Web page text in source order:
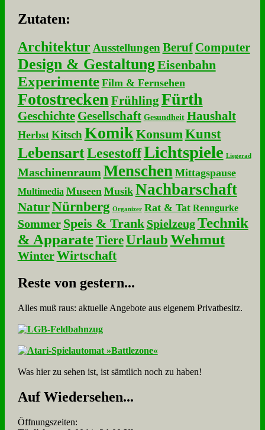
Zu­ta­ten:
Architektur Ausstellungen Beruf Computer
Design & GestaltungEisenbahn
Experimente Film & Fernsehen
Fotostrecken Frühling Fürth
Geschichte Gesellschaft Gesundheit Haushalt
Herbst Kitsch Komik KonsumKunst
LebensartLesestoffLichtspiele Liegerad
Maschinenraum Menschen Mittagspause
Multimedia Museen Musik Nachbarschaft
NaturNürnberg Organizer Rat & Tat Renngurke
Sommer Speis & Trank Spielzeug Technik
& Apparate Tiere UrlaubWehmut
Winter Wirtschaft
Re­ste von ge­stern...
Alles muß raus: aktuelle An­ge­bo­te aus eigenem Privatbesitz.
Was hier zu sehen ist, ist sämt­lich noch zu haben!
Auf Wie­der­se­hen...
Öffnungszeiten: